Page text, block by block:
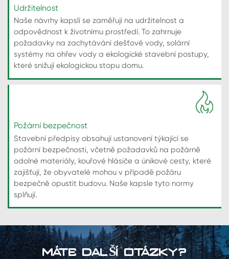
Udržitelnost
Naše návrhy kapslí se zaměřují na udržitelnost a
odpovědnost k životnímu prostředí. To zahrnuje
požadavky na zachytávání dešťové vody, solární
systémy na ohřev vody a ekologické stavební postupy,
které snižují ekologickou stopu domu.
Požární bezpečnost
Stavební předpisy obsahují ustanovení týkající se
požární bezpečnosti, včetně požadavků na požárně
odolné materiály, kouřové hlásiče a únikové cesty, které
zajišťují, že obyvatelé mohou v případě požáru
bezpečně opustit budovu. Naše kapsle tyto normy
splňují.
MÁTE DALŠÍ OTÁZKY?